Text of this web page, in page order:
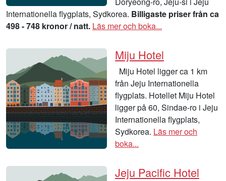
Internationella flygplats, Sydkorea. Billigaste priser från ca
498 - 748 kronor / natt. Läs mer och boka...
Miju Hotel
Miju Hotel ligger ca 1 km
från Jeju Internationella
flygplats. Hotellet Miju Hotel
ligger på 60, Sindae-ro i Jeju
Internationella flygplats,
Sydkorea. Läs mer och
boka...
Jeju Pacific Hotel